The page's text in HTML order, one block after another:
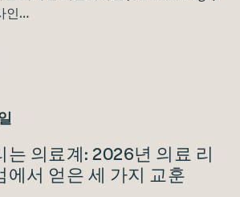
인…
는 의료계: 2026년 의료 리
에서 얻은 세 가지 교훈